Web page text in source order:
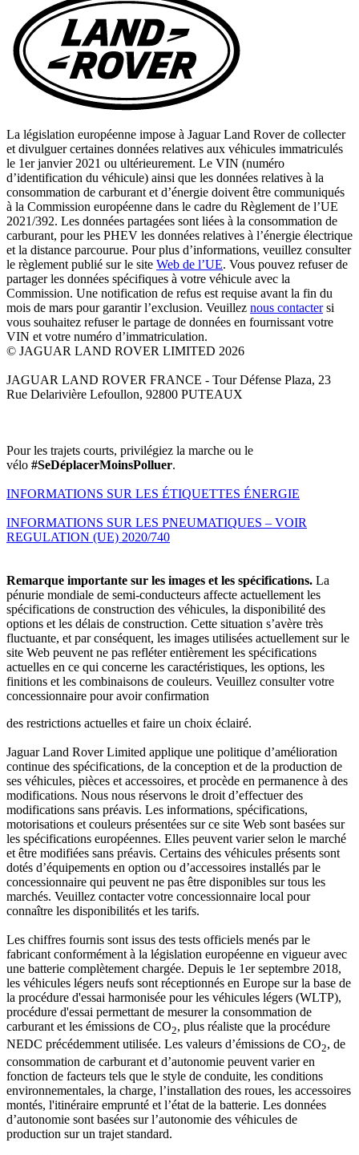
La législation européenne impose à Jaguar Land Rover de collecter
et divulguer certaines données relatives aux véhicules immatriculés
le 1er janvier 2021 ou ultérieurement. Le VIN (numéro
d’identification du véhicule) ainsi que les données relatives à la
consommation de carburant et d’énergie doivent être communiqués
à la Commission européenne dans le cadre du Règlement de l’UE
2021/392. Les données partagées sont liées à la consommation de
carburant, pour les PHEV les données relatives à l’énergie électrique
et la distance parcourue. Pour plus d’informations, veuillez consulter
le règlement publié sur le site Web de l’UE. Vous pouvez refuser de
partager les données spécifiques à votre véhicule avec la
Commission. Une notification de refus est requise avant la fin du
mois de mars pour garantir l’exclusion. Veuillez nous contactersi
vous souhaitez refuser le partage de données en fournissant votre
VIN et votre numéro d’immatriculation.
© JAGUAR LAND ROVER LIMITED 2026
JAGUAR LAND ROVER FRANCE - Tour Défense Plaza, 23
Rue Delarivière Lefoullon, 92800 PUTEAUX
Pour les trajets courts, privilégiez la marche ou le
vélo #SeDéplacerMoinsPolluer.
INFORMATIONS SUR LES ÉTIQUETTES ÉNERGIE
INFORMATIONS SUR LES PNEUMATIQUES – VOIR
REGULATION (UE) 2020/740
Remarque importante sur les images et les spécifications. La
pénurie mondiale de semi-conducteurs affecte actuellement les
spécifications de construction des véhicules, la disponibilité des
options et les délais de construction. Cette situation s’avère très
fluctuante, et par conséquent, les images utilisées actuellement sur le
site Web peuvent ne pas refléter entièrement les spécifications
actuelles en ce qui concerne les caractéristiques, les options, les
finitions et les combinaisons de couleurs. Veuillez consulter votre
concessionnaire pour avoir confirmation
des restrictions actuelles et faire un choix éclairé.
Jaguar Land Rover Limited applique une politique d’amélioration
continue des spécifications, de la conception et de la production de
ses véhicules, pièces et accessoires, et procède en permanence à des
modifications. Nous nous réservons le droit d’effectuer des
modifications sans préavis. Les informations, spécifications,
motorisations et couleurs présentées sur ce site Web sont basées sur
les spécifications européennes. Elles peuvent varier selon le marché
et être modifiées sans préavis. Certains des véhicules présents sont
dotés d’équipements en option ou d’accessoires installés par le
concessionnaire qui peuvent ne pas être disponibles sur tous les
marchés. Veuillez contacter votre concessionnaire local pour
connaître les disponibilités et les tarifs.
Les chiffres fournis sont issus des tests officiels menés par le
fabricant conformément à la législation européenne en vigueur avec
une batterie complètement chargée. Depuis le 1er septembre 2018,
les véhicules légers neufs sont réceptionnés en Europe sur la base de
la procédure d'essai harmonisée pour les véhicules légers (WLTP),
procédure d'essai permettant de mesurer la consommation de
carburant et les émissions de CO2, plus réaliste que la procédure
NEDC précédemment utilisée. Les valeurs d’émissions de CO2, de
consommation de carburant et d’autonomie peuvent varier en
fonction de facteurs tels que le style de conduite, les conditions
environnementales, la charge, l’installation des roues, les accessoires
montés, l'itinéraire emprunté et l’état de la batterie. Les données
d’autonomie sont basées sur l’autonomie des véhicules de
production sur un trajet standard.